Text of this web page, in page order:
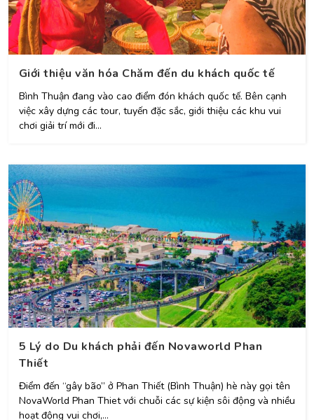
Giới thiệu văn hóa Chăm đến du khách quốc tế
Bình Thuận đang vào cao điểm đón khách quốc tế. Bên cạnh
việc xây dựng các tour, tuyến đặc sắc, giới thiệu các khu vui
chơi giải trí mới đi...
5 Lý do Du khách phải đến Novaworld Phan
Thiết
Điểm đến “gây bão” ở Phan Thiết (Bình Thuận) hè này gọi tên
NovaWorld Phan Thiet với chuỗi các sự kiện sôi động và nhiều
hoạt động vui chơi,...